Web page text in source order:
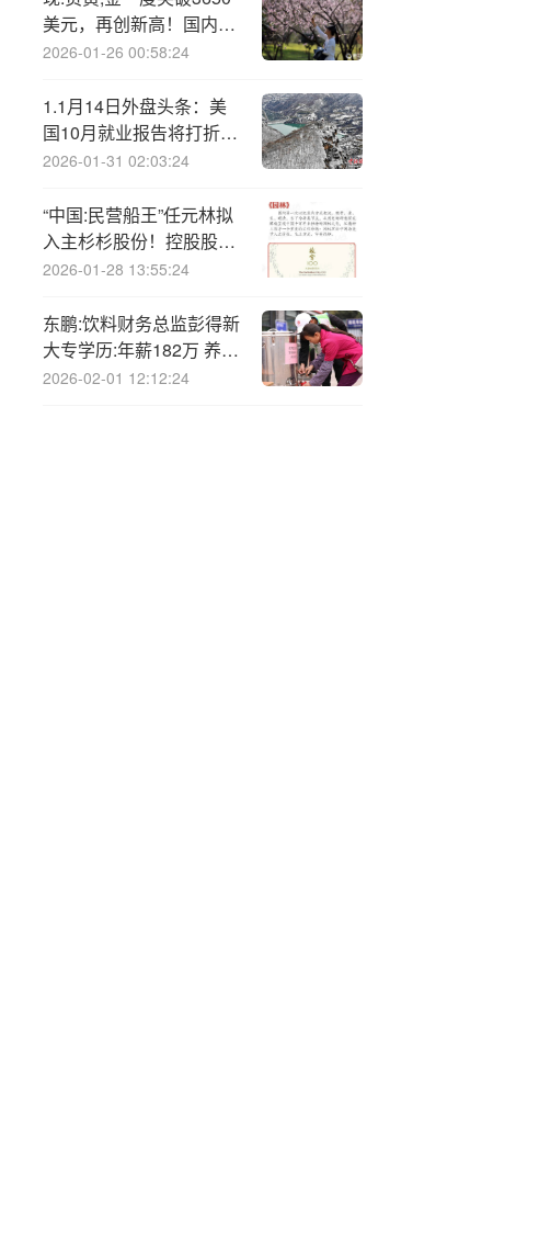
美元，再创新高！国内多
家金饰价格突破1070元/
2026-01-26 00:58:24
1.1月14日外盘头条：美
国10月就业报告将打折
波音罢工结束 特斯拉拟支
少对美联储依赖
2026-01-31 02:03:24
“中国:民营船王”任元林拟
入主杉杉股份！控股股东
重整细节曝光，控制权变
2026-01-28 13:55:24
东鹏:饮料财务总监彭得新
大专学历:年薪182万 养元
饮品财务负责人马永利大
2026-02-01 12:12:24